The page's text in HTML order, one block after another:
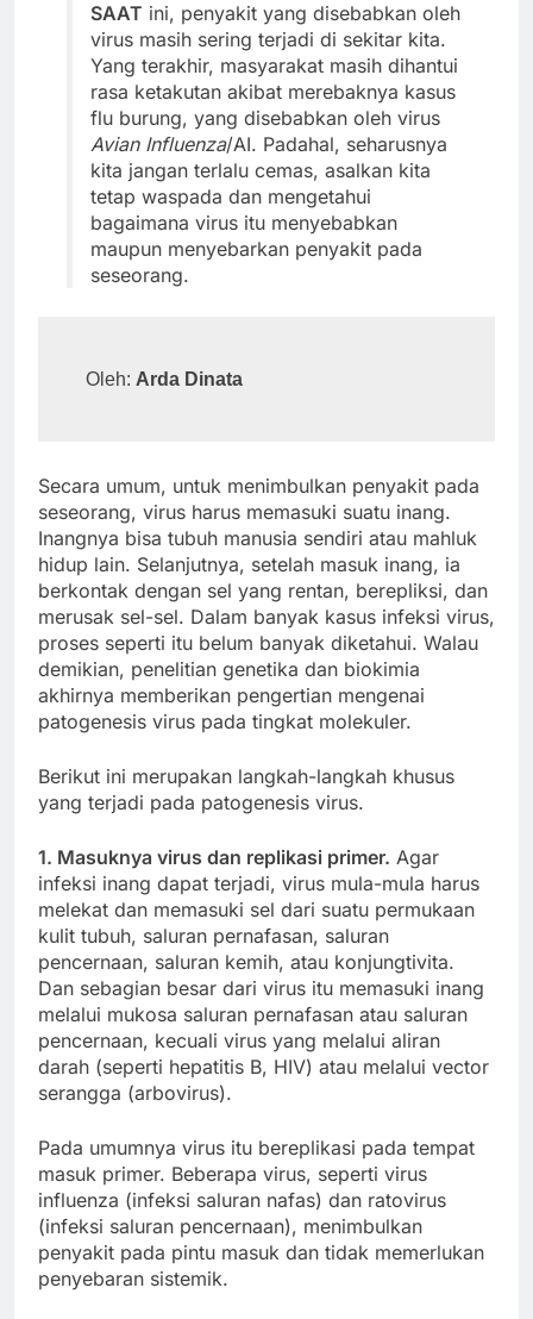
SAAT ini, penyakit yang disebabkan oleh
virus masih sering terjadi di sekitar kita.
Yang terakhir, masyarakat masih dihantui
rasa ketakutan akibat merebaknya kasus
flu burung, yang disebabkan oleh virus
Avian Influenza/AI. Padahal, seharusnya
kita jangan terlalu cemas, asalkan kita
tetap waspada dan mengetahui
bagaimana virus itu menyebabkan
maupun menyebarkan penyakit pada
seseorang.
Oleh: Arda Dinata
Secara umum, untuk menimbulkan penyakit pada
seseorang, virus harus memasuki suatu inang.
Inangnya bisa tubuh manusia sendiri atau mahluk
hidup lain. Selanjutnya, setelah masuk inang, ia
berkontak dengan sel yang rentan, berepliksi, dan
merusak sel-sel. Dalam banyak kasus infeksi virus,
proses seperti itu belum banyak diketahui. Walau
demikian, penelitian genetika dan biokimia
akhirnya memberikan pengertian mengenai
patogenesis virus pada tingkat molekuler.
Berikut ini merupakan langkah-langkah khusus
yang terjadi pada patogenesis virus.
1. Masuknya virus dan replikasi primer. Agar
infeksi inang dapat terjadi, virus mula-mula harus
melekat dan memasuki sel dari suatu permukaan
kulit tubuh, saluran pernafasan, saluran
pencernaan, saluran kemih, atau konjungtivita.
Dan sebagian besar dari virus itu memasuki inang
melalui mukosa saluran pernafasan atau saluran
pencernaan, kecuali virus yang melalui aliran
darah (seperti hepatitis B, HIV) atau melalui vector
serangga (arbovirus).
Pada umumnya virus itu bereplikasi pada tempat
masuk primer. Beberapa virus, seperti virus
influenza (infeksi saluran nafas) dan ratovirus
(infeksi saluran pencernaan), menimbulkan
penyakit pada pintu masuk dan tidak memerlukan
penyebaran sistemik.